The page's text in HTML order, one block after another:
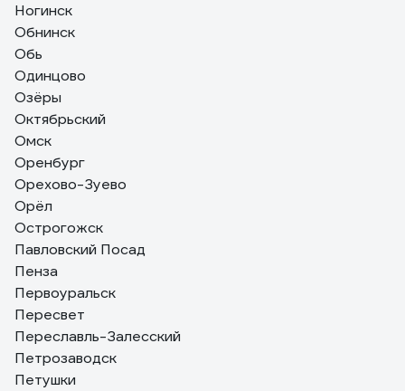
Ногинск
Обнинск
Обь
Одинцово
Озёры
Октябрьский
Омск
Оренбург
Орехово-Зуево
Орёл
Острогожск
Павловский Посад
Пенза
Первоуральск
Пересвет
Переславль-Залесский
Петрозаводск
Петушки